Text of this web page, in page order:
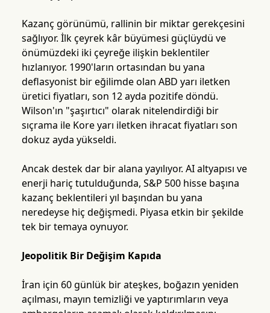
Kazanç görünümü, rallinin bir miktar gerekçesini
sağlıyor. İlk çeyrek kâr büyümesi güçlüydü ve
önümüzdeki iki çeyreğe ilişkin beklentiler
hızlanıyor. 1990'ların ortasından bu yana
deflasyonist bir eğilimde olan ABD yarı iletken
üretici fiyatları, son 12 ayda pozitife döndü.
Wilson'ın "şaşırtıcı" olarak nitelendirdiği bir
sıçrama ile Kore yarı iletken ihracat fiyatları son
dokuz ayda yükseldi.
Ancak destek dar bir alana yayılıyor. AI altyapısı ve
enerji hariç tutulduğunda, S&P 500 hisse başına
kazanç beklentileri yıl başından bu yana
neredeyse hiç değişmedi. Piyasa etkin bir şekilde
tek bir temaya oynuyor.
Jeopolitik Bir Değişim Kapıda
İran için 60 günlük bir ateşkes, boğazın yeniden
açılması, mayın temizliği ve yaptırımların veya